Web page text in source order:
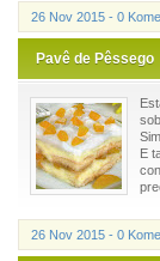
26 Nov 2015 - 0
Pavê de Pêssego
E
26 Nov 2015 - 0